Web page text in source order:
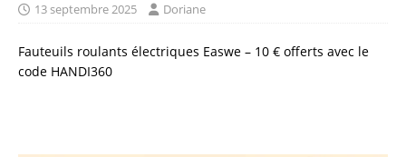
13 septembre 2025 Doriane
Fauteuils roulants électriques Easwe – 10 € offerts avec le
code HANDI360